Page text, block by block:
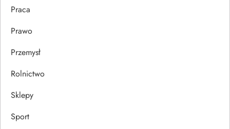
Praca
Prawo
Przemysł
Rolnictwo
Sklepy
Sport